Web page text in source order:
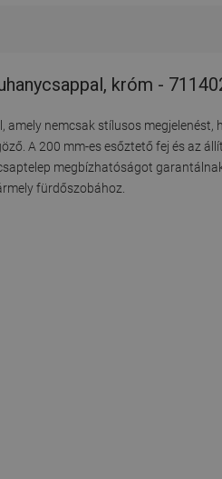
króm -
nemcsak stílusos
A 200 mm-es esőztető fej és az
megbízhatóságot
fürdőszobához.